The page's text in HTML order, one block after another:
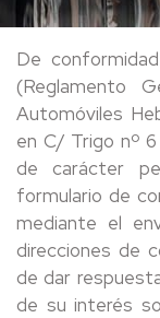
De
(Reglamento
Automóviles
en C/ Trigo nº
de carácter
formulario de
mediante el
direcciones de
de dar
de su interés